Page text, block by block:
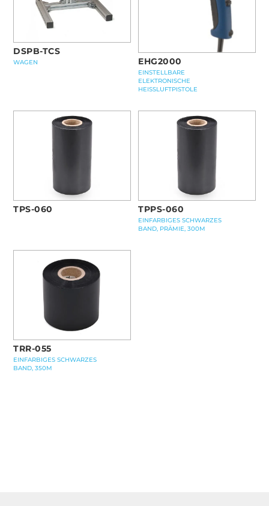
DSPB-TCS
WAGEN EHG2000
EINSTELLBARE
ELEKTRONISCHE
HEISSLUFTPISTOLE
TPS-060 TPPS-060
EINFARBIGES SCHWARZES
BAND, PRÄMIE, 300M
TRR-055
EINFARBIGES SCHWARZES
BAND, 350M